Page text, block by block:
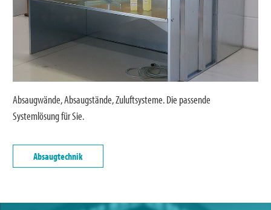
Absaugwände, Absaugstände, Zuluftsysteme. Die passende
Systemlösung für Sie.
Absaugtechnik